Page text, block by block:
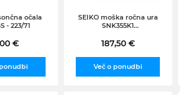
očala
- 223/71
€
SEIKO moška ročna ura
SNK355K1
187,50 €
Več o ponudbi